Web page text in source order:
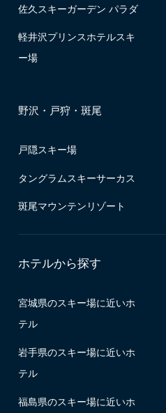
佐久スキーガーデン パラダ
軽井沢プリンスホテルスキ
ー場
野沢・戸狩・斑尾
戸隠スキー場
タングラムスキーサーカス
斑尾マウンテンリゾート
ホテルから探す
宮城県のスキー場に近いホ
テル
岩手県のスキー場に近いホ
テル
福島県のスキー場に近いホ